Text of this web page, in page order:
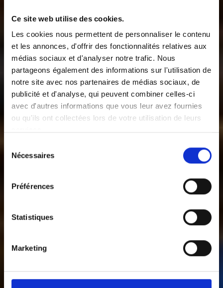
Ce site web utilise des cookies.
Les cookies nous permettent de personnaliser le contenu
et les annonces, d'offrir des fonctionnalités relatives aux
médias sociaux et d'analyser notre trafic. Nous
partageons également des informations sur l'utilisation de
notre site avec nos partenaires de médias sociaux, de
publicité et d'analyse, qui peuvent combiner celles-ci
avec d'autres informations que vous leur avez fournies
ou qu'ils ont collectées lors de votre utilisation de leurs
Nécessaires
Préférences
Statistiques
Marketing